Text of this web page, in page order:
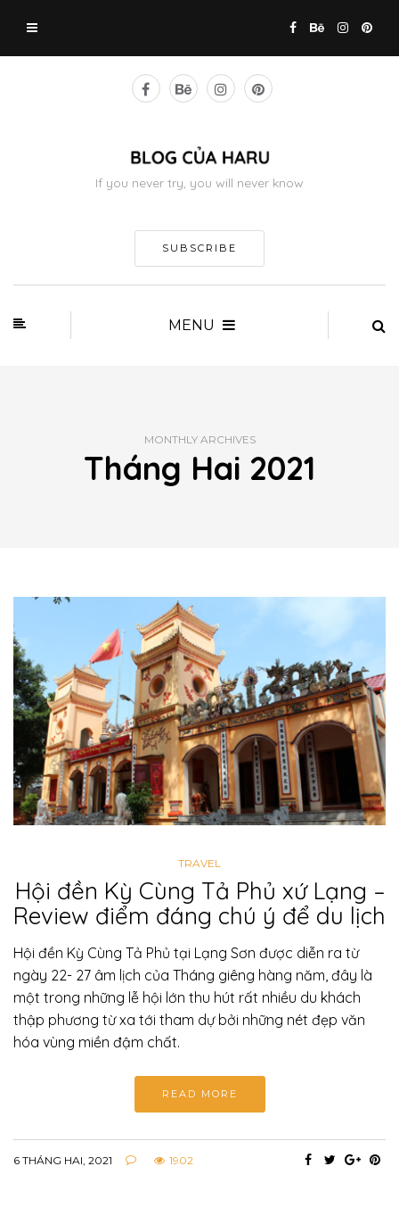
If you never try, you will never know
SUBSCRIBE
MENU
MONTHLY ARCHIVES
Tháng Hai 2021
TRAVEL
Hội đền Kỳ Cùng Tả Phủ xứ Lạng –
Review điểm đáng chú ý để du lịch
Hội đền Kỳ Cùng Tả Phủ tại Lạng Sơn được diễn ra từ
ngày 22- 27 âm lịch của Tháng giêng hàng năm, đây là
một trong những lễ hội lớn thu hút rất nhiều du khách
thập phương từ xa tới tham dự bởi những nét đẹp văn
hóa vùng miền đậm chất.
READ MORE
6 THÁNG HAI, 2021 1902